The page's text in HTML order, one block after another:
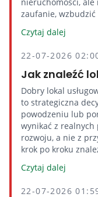
zaufanie,
Czytaj dalej
22-07-2026
Jak znaleźć
Dobry lokal
to strategiczna
powodzeniu lub
wynikać z
rozwoju, a nie z
krok po kroku
Czytaj dalej
22-07-2026